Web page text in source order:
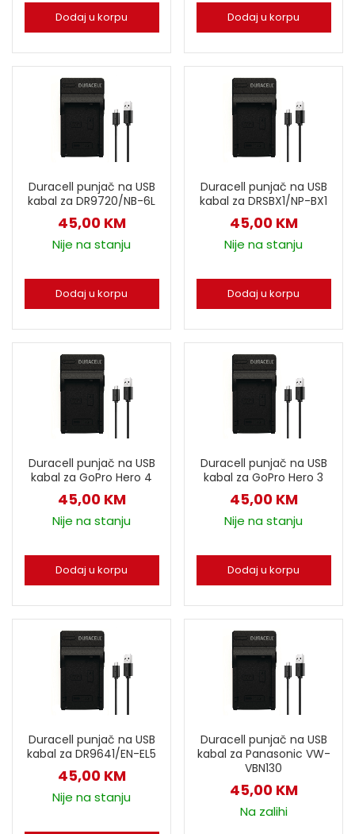
Dodaj u korpu Dodaj u korpu
Duracell punjač na USB
kabal za DR9720/NB-6L
45,00 KM
Nije na stanju
Dodaj u korpu
Duracell punjač na USB
kabal za DRSBX1/NP-BX1
45,00 KM
Nije na stanju
Dodaj u korpu
Duracell punjač na USB
kabal za GoPro Hero 4
45,00 KM
Nije na stanju
Dodaj u korpu
Duracell punjač na USB
kabal za GoPro Hero 3
45,00 KM
Nije na stanju
Dodaj u korpu
Duracell punjač na USB
kabal za DR9641/EN-EL5
45,00 KM
Nije na stanju
Duracell punjač na USB
kabal za Panasonic VW-
VBN130
45,00 KM
Na zalihi